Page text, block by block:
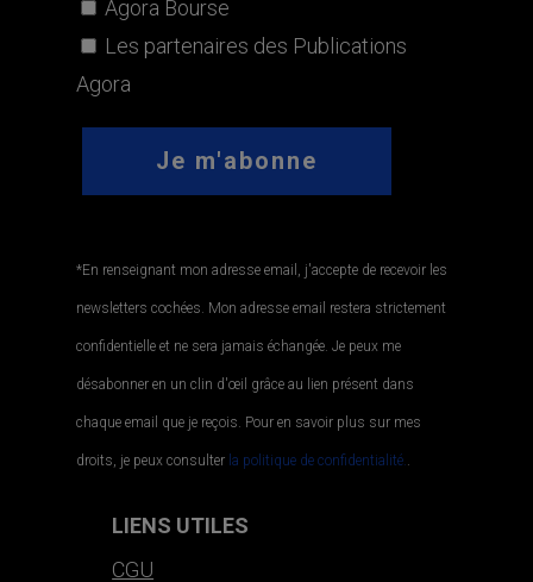
Agora Bourse
Les partenaires des Publications
Agora
*En renseignant mon adresse email, j'accepte de recevoir les
newsletters cochées. Mon adresse email restera strictement
confidentielle et ne sera jamais échangée. Je peux me
désabonner en un clin d'œil grâce au lien présent dans
chaque email que je reçois. Pour en savoir plus sur mes
droits, je peux consulter la politique de confidentialité..
LIENS UTILES
CGU